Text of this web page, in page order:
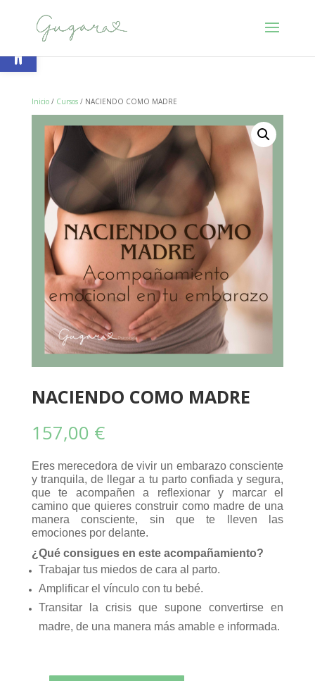
Abrir barra de herramientas
Inicio/ Cursos/ NACIENDO COMO MADRE
NACIENDO COMO MADRE
157,00 €
Eres merecedora de vivir un embarazo consciente
y tranquila, de llegar a tu parto confiada y segura,
que te acompañen a reflexionar y marcar el
camino que quieres construir como madre de una
manera consciente, sin que te lleven las
emociones por delante.
¿Qué consigues en este acompañamiento?
Trabajar tus miedos de cara al parto.
Amplificar el vínculo con tu bebé.
Transitar la crisis que supone convertirse en
madre, de una manera más amable e informada.